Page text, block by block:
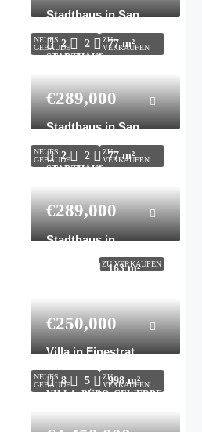
NEUES
GEBÄUDE
ZU
VERKAUFEN
Stadthaus in San
2 2 77 m²
STADTHAUS,
€289,000
NEUES
GEBÄUDE
ZU
VERKAUFEN
Stadthaus in San
2 2 77 m²
STADTHAUS,
€289,000
ZU VERKAUFEN
Stadthaus in
163 m²
€250,000
NEUES
GEBÄUDE
ZU
VERKAUFEN
Villa in Finestrat
8 5 998 m²
VILLA, BÜRO, GEWERBE,